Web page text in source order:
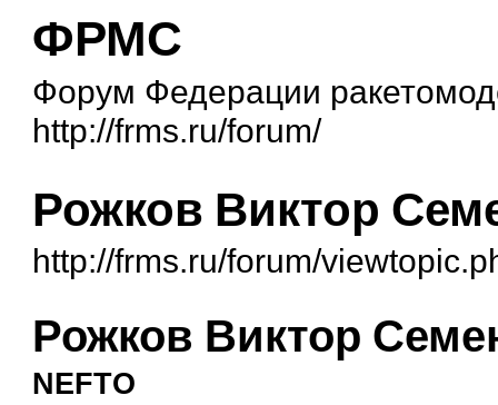
ФРМС
Форум Федерации
http://frms.ru/forum/
Рожков Виктор
http://frms.ru/forum/
Рожков Виктор
NEFTO